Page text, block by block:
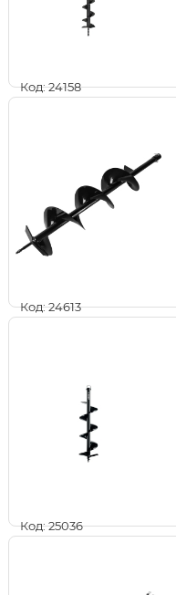
Код: 24158
Код: 24613
Код: 25036